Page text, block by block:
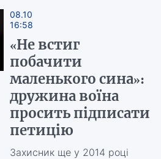
08.10
16:58
«Не встиг
побачити
маленького сина»:
дружина воїна
просить підписати
петицію
Захисник ще у 2014 році